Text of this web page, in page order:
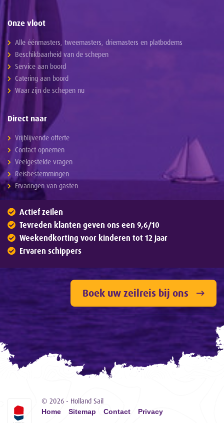
Onze vloot
Alle éénmasters, tweemasters, driemasters en platbodems
Beschikbaarheid van de schepen
Service aan boord
Catering aan boord
Waar zijn de schepen nu
Direct naar
Vrijblijvende offerte
Contact opnemen
Veelgestelde vragen
Reisbestemmingen
Ervaringen van gasten
Actief zeilen
Tevreden klanten geven ons een 9,6/10
Weekendkorting voor kinderen tot 12 jaar
Ervaren schippers
Boek uw zeilreis bij ons
© 2026 - Holland Sail
Home Sitemap Contact
Privacy